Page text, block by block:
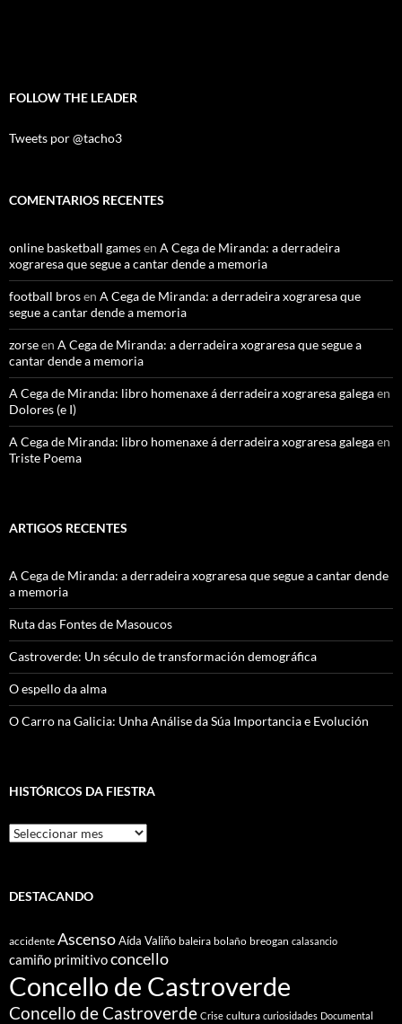
FOLLOW THE LEADER
Tweets por @tacho3
COMENTARIOS RECENTES
online basketball gamesen A Cega de Miranda: a derradeira
xograresa que segue a cantar dende a memoria
football brosen A Cega de Miranda: a derradeira xograresa que
segue a cantar dende a memoria
zorseen A Cega de Miranda: a derradeira xograresa que segue a
cantar dende a memoria
A Cega de Miranda: libro homenaxe á derradeira xograresa galegaen
Dolores (e I)
A Cega de Miranda: libro homenaxe á derradeira xograresa galegaen
Triste Poema
ARTIGOS RECENTES
A Cega de Miranda: a derradeira xograresa que segue a cantar dende
a memoria
Ruta das Fontes de Masoucos
Castroverde: Un século de transformación demográfica
O espello da alma
O Carro na Galicia: Unha Análise da Súa Importancia e Evolución
HISTÓRICOS DA FIESTRA
Históricos
Da
DESTACANDO
accidente AscensoAída Valiño baleira bolaño breogan calasancio
camiño primitivoconcello
Concello de Castroverde
Concello de Castroverde Crise cultura curiosidades Documental